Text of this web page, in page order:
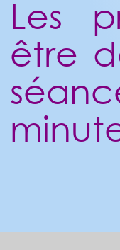
Les
être